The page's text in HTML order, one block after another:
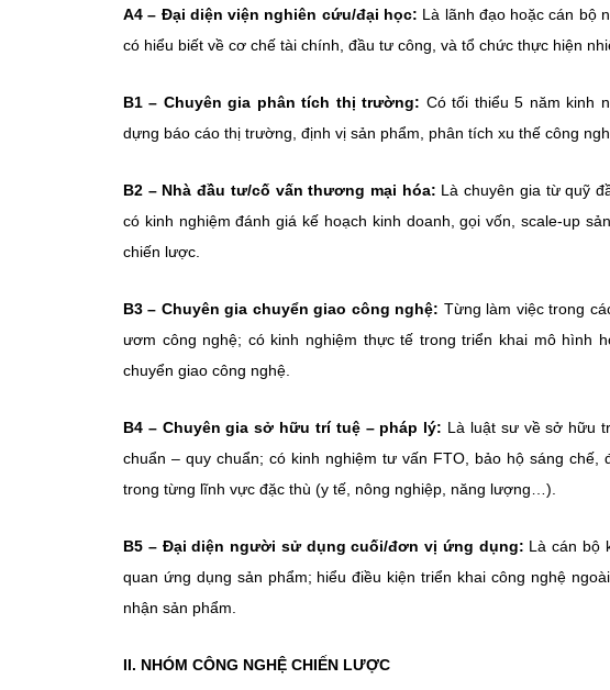
A4 – Đại diện viện nghiên cứu/đại học: Là lãnh đạo hoặc cán bộ
có hiểu biết về cơ chế tài chính, đầu tư công, và tổ chức thực hiện
B1 – Chuyên gia phân tích thị trường: Có tối thiểu 5 năm kinh
dựng báo cáo thị trường, định vị sản phẩm, phân tích xu thế công
B2 – Nhà đầu tư/cố vấn thương mại hóa: Là chuyên gia từ quỹ
có kinh nghiệm đánh giá kế hoạch kinh doanh, gọi vốn, scale-up
chiến lược.
B3 – Chuyên gia chuyển giao công nghệ: Từng làm việc trong
ươm công nghệ; có kinh nghiệm thực tế trong triển khai mô hình
chuyển giao công nghệ.
B4 – Chuyên gia sở hữu trí tuệ – pháp lý: Là luật sư về sở hữu
chuẩn – quy chuẩn; có kinh nghiệm tư vấn FTO, bảo hộ sáng
trong từng lĩnh vực đặc thù (y tế, nông nghiệp, năng lượng…).
B5 – Đại diện người sử dụng cuối/đơn vị ứng dụng: Là cán bộ
quan ứng dụng sản phẩm; hiểu điều kiện triển khai công nghệ
nhận sản phẩm.
II. NHÓM CÔNG NGHỆ CHIẾN LƯỢC